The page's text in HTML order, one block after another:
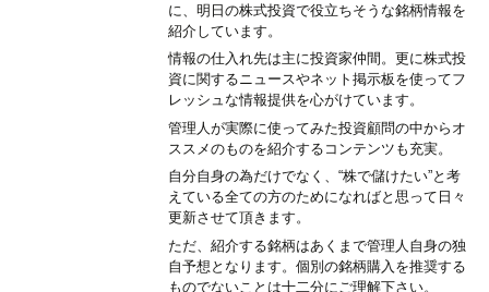
に、明日の株式投資で役立ちそうな銘柄情報を
紹介しています。
情報の仕入れ先は主に投資家仲間。更に株式投
資に関するニュースやネット掲示板を使ってフ
レッシュな情報提供を心がけています。
管理人が実際に使ってみた投資顧問の中からオ
ススメのものを紹介するコンテンツも充実。
自分自身の為だけでなく、“株で儲けたい”と考
えている全ての方のためになればと思って日々
更新させて頂きます。
ただ、紹介する銘柄はあくまで管理人自身の独
自予想となります。個別の銘柄購入を推奨する
ものでないことは十二分にご理解下さい。